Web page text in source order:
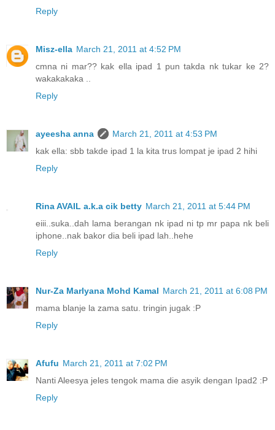
Reply
Misz-ella March 21, 2011 at 4:52 PM
cmna ni mar?? kak ella ipad 1 pun takda nk tukar ke 2?
wakakakaka ..
Reply
ayeesha anna
March 21, 2011 at 4:53 PM
kak ella: sbb takde ipad 1 la kita trus lompat je ipad 2 hihi
Reply
Rina AVAIL a.k.a cik betty March 21, 2011 at 5:44 PM
eiii..suka..dah lama berangan nk ipad ni tp mr papa nk beli
iphone..nak bakor dia beli ipad lah..hehe
Reply
Nur-Za Marlyana Mohd Kamal March 21, 2011 at 6:08 PM
mama blanje la zama satu. tringin jugak :P
Reply
Afufu March 21, 2011 at 7:02 PM
Nanti Aleesya jeles tengok mama die asyik dengan Ipad2 :P
Reply